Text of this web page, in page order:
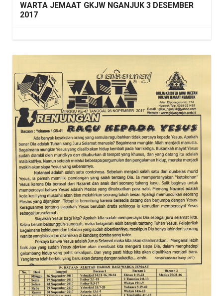
WARTA JEMAAT GKJW NGANJUK 3 DESEMBER
2017